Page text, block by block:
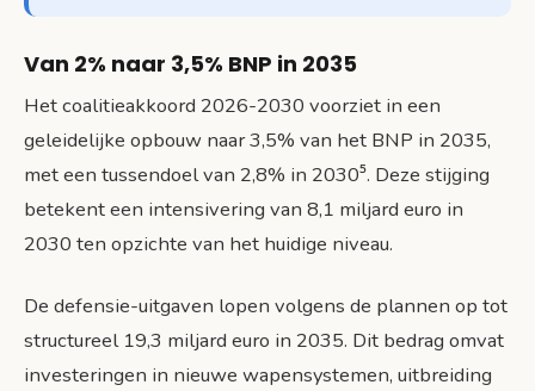
Van 2% naar 3,5% BNP in 2035
Het coalitieakkoord 2026-2030 voorziet in een
geleidelijke opbouw naar 3,5% van het BNP in 2035,
met een tussendoel van 2,8% in 2030⁵. Deze stijging
betekent een intensivering van 8,1 miljard euro in
2030 ten opzichte van het huidige niveau.
De defensie-uitgaven lopen volgens de plannen op tot
structureel 19,3 miljard euro in 2035. Dit bedrag omvat
investeringen in nieuwe wapensystemen, uitbreiding